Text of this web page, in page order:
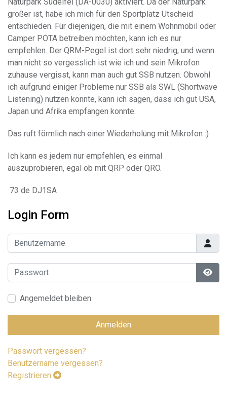
Naturpark Südeifel (DA-0030) aktiviert. Da der Naturpark
größer ist, habe ich mich für den Sportplatz Utscheid
entschieden. Für diejenigen, die mit einem Wohnmobil oder
Camper POTA betreiben möchten, kann ich es nur
empfehlen. Der QRM-Pegel ist dort sehr niedrig, und wenn
man nicht so vergesslich ist wie ich und sein Mikrofon
zuhause vergisst, kann man auch gut SSB nutzen. Obwohl
ich aufgrund einiger Probleme nur SSB als SWL (Shortwave
Listening) nutzen konnte, kann ich sagen, dass ich gut USA,
Japan und Afrika empfangen konnte.
Das ruft förmlich nach einer Wiederholung mit Mikrofon :)
Ich kann es jedem nur empfehlen, es einmal
auszuprobieren, egal ob mit QRP oder QRO.
73 de DJ1SA
Login Form
Benutzername
Passwort
Angemeldet bleiben
Anmelden
Passwort vergessen?
Benutzername vergessen?
Registrieren